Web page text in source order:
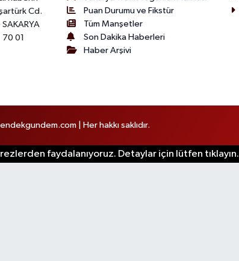
Cd.
01
Puan Durumu ve Fikstür
Tüm Manşetler
Son Dakika Haberleri
Haber Arşivi
| Her hakkı saklıdır.
faydalanıyoruz. Detaylar için lütfen tıklayın.